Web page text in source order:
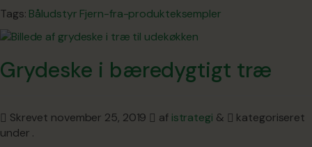
Tags: Båludstyr Fjern-fra-produkteksempler
Grydeske i bæredygtigt træ
Skrevet november 25, 2019 af istrategi &
kategoriseret
under .